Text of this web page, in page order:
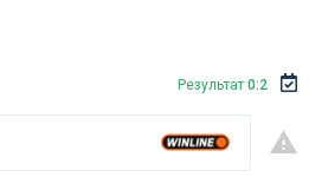
Результат 0:2